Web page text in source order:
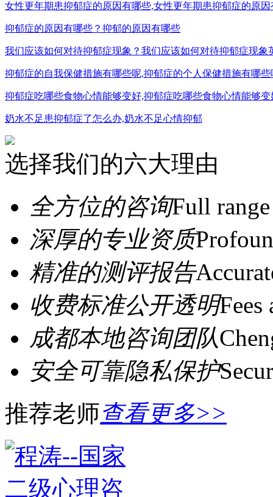
女性更年期患抑郁症的原因有哪些,女性更年期患抑郁症的原
抑郁症的原因有哪些？抑郁的原因有哪些
我们应该如何对待抑郁症现象？我们应该如何对待抑郁症现象
抑郁症的自我保健措施有哪些呢,抑郁症的个人保健措施有哪些
抑郁症吃哪些食物心情能够变好,抑郁症吃哪些食物心情能够变
奶水不足患抑郁症了怎么办,奶水不足心情抑郁
选择我们的六大理由
全方位的咨询Full
深厚的专业资质
精准的测评报告
收费标准公开透明Fees
成都本地咨询团队
安全可靠隐私保护
推荐老师查看更多>>